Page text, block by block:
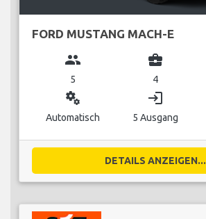
FORD MUSTANG MACH-E
group
5
business_center
4
miscellaneous_services
Automatisch
login
5 Ausgang
DETAILS ANZEIGEN...